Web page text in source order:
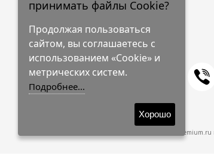
© 2009-2026 Shaik-Premium
Shaik-
принимать файлы Cookie?
Продолжая пользоваться
сайтом, вы соглашаетесь с
использованием «Cookie» и
метрических систем.
Подробнее...
Хорошо